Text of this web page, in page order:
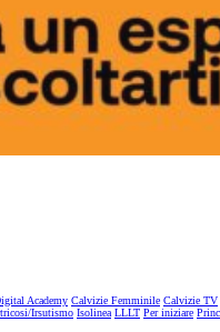
Academy Calvizie Femminile Calvizie TV
Irsutismo Isolinea LLLT Per iniziare